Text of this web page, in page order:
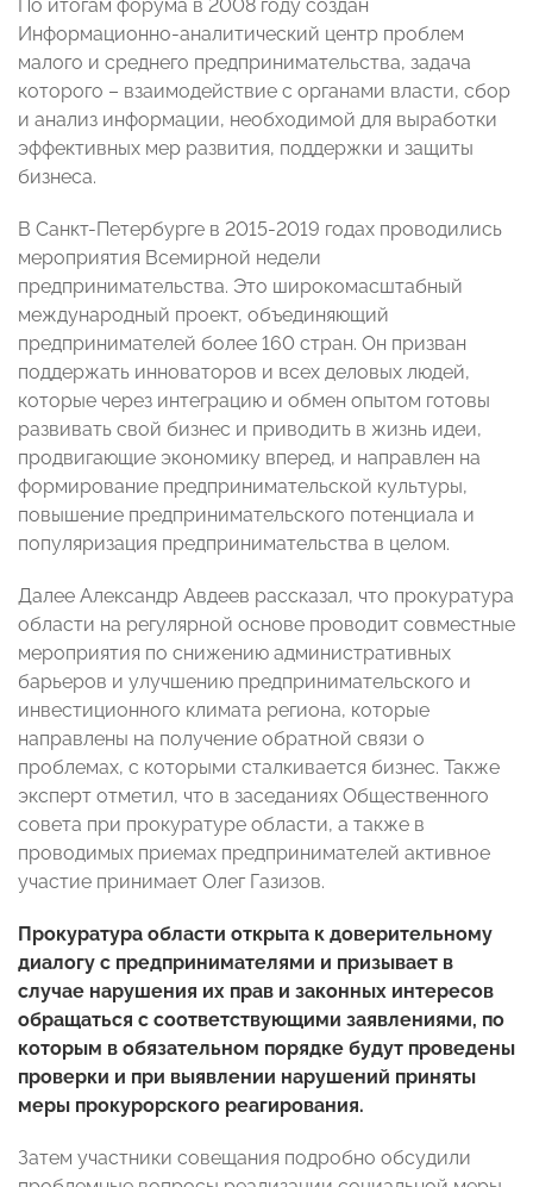
По итогам форума в 2008 году создан
Информационно-аналитический центр проблем
малого и среднего предпринимательства, задача
которого – взаимодействие с органами власти, сбор
и анализ информации, необходимой для выработки
эффективных мер развития, поддержки и защиты
бизнеса.
В Санкт-Петербурге в 2015-2019 годах проводились
мероприятия Всемирной недели
предпринимательства. Это широкомасштабный
международный проект, объединяющий
предпринимателей более 160 стран. Он призван
поддержать инноваторов и всех деловых людей,
которые через интеграцию и обмен опытом готовы
развивать свой бизнес и приводить в жизнь идеи,
продвигающие экономику вперед, и направлен на
формирование предпринимательской культуры,
повышение предпринимательского потенциала и
популяризация предпринимательства в целом.
Далее Александр Авдеев рассказал, что прокуратура
области на регулярной основе проводит совместные
мероприятия по снижению административных
барьеров и улучшению предпринимательского и
инвестиционного климата региона, которые
направлены на получение обратной связи о
проблемах, с которыми сталкивается бизнес. Также
эксперт отметил, что в заседаниях Общественного
совета при прокуратуре области, а также в
проводимых приемах предпринимателей активное
участие принимает Олег Газизов.
Прокуратура области открыта к доверительному
диалогу с предпринимателями и призывает в
случае нарушения их прав и законных интересов
обращаться с соответствующими заявлениями, по
которым в обязательном порядке будут проведены
проверки и при выявлении нарушений приняты
меры прокурорского реагирования.
Затем участники совещания подробно обсудили